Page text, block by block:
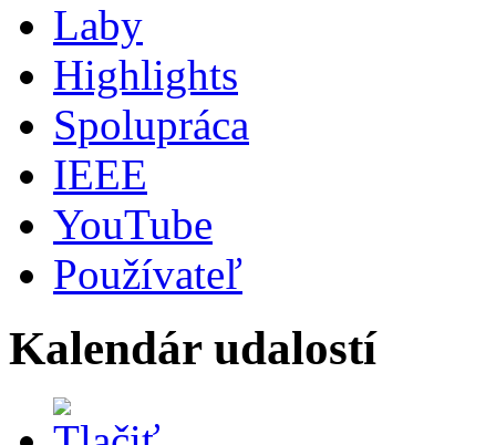
Laby
Highlights
Spolupráca
IEEE
YouTube
Používateľ
Kalendár udalostí